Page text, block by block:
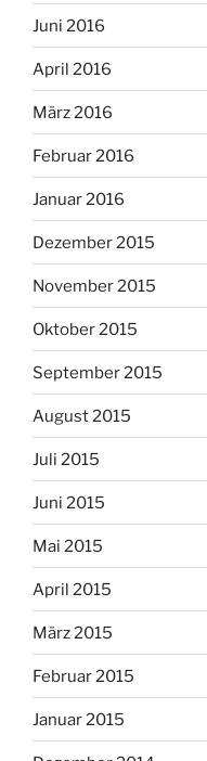
Juni 2016
April 2016
März 2016
Februar 2016
Januar 2016
Dezember 2015
November 2015
Oktober 2015
September 2015
August 2015
Juli 2015
Juni 2015
Mai 2015
April 2015
März 2015
Februar 2015
Januar 2015